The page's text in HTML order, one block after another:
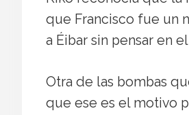
que Francisco fue un
a Éibar sin pensar en
Otra de las bombas
que ese es el motivo